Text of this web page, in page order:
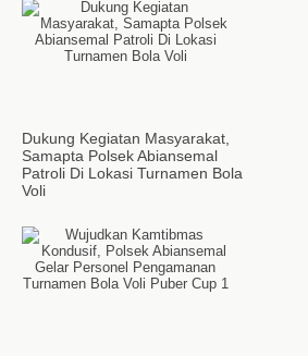
Dukung Kegiatan Masyarakat,
Samapta Polsek Abiansemal
Patroli Di Lokasi Turnamen Bola
Voli